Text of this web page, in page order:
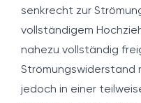
senkrecht zur
vollständigem
nahezu vollständig
Strömungswiderstand
jedoch in einer